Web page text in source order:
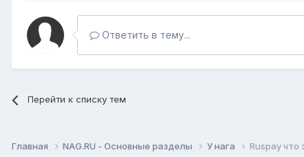
Ответить в тему...
Перейти к списку тем
Главная NAG.RU - Основные разделы У нага Ruspay что